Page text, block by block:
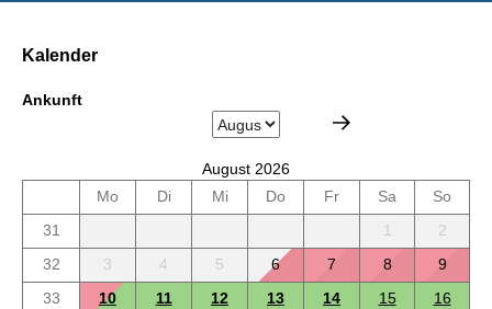
Kalender
Ankunft
August 2026
Mo
Di Mi Do Fr Sa
So
31
1
2
32
3 4 5 6 7 8
9
33
10 11 12 13 14 15
16